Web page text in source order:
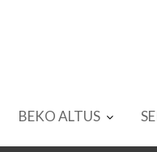
BEKO ALTUS